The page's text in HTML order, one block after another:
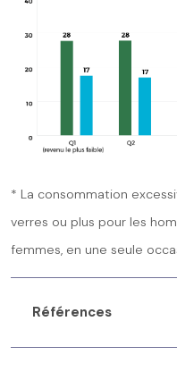
* La consommation
verres ou plus pour les
femmes, en une seule
Références